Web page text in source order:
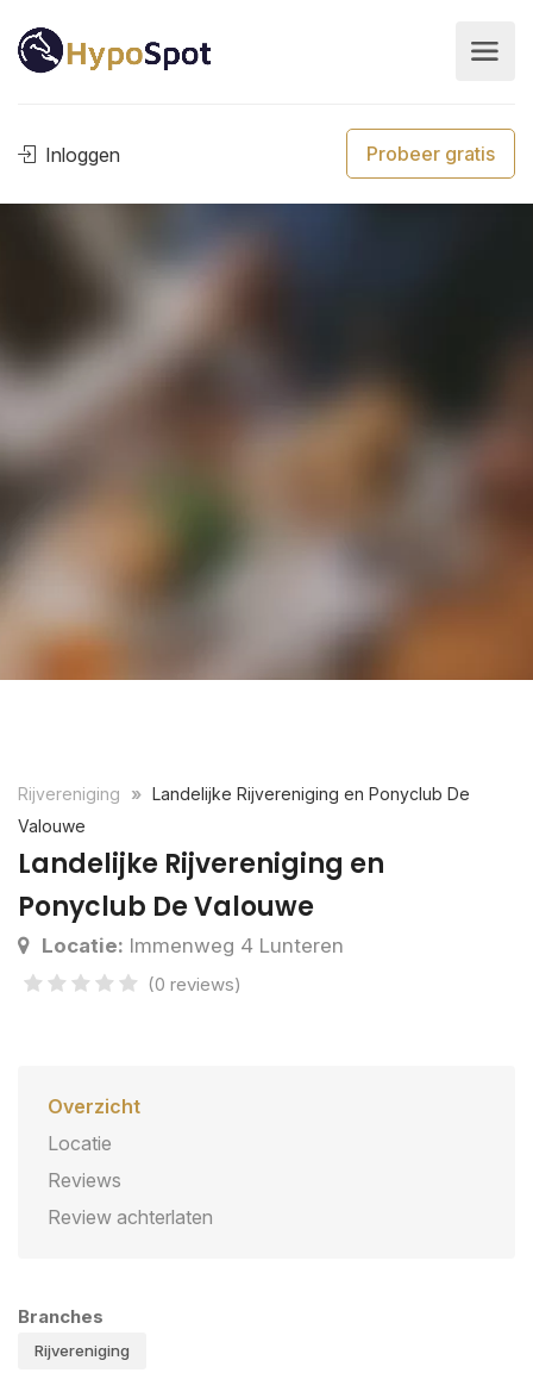
Inloggen Probeer gratis
Rijvereniging
Landelijke Rijvereniging en Ponyclub De
Valouwe
Landelijke Rijvereniging en
Ponyclub De Valouwe
Locatie: Immenweg 4 Lunteren
(0 reviews)
Overzicht
Locatie
Reviews
Review achterlaten
Branches
Rijvereniging